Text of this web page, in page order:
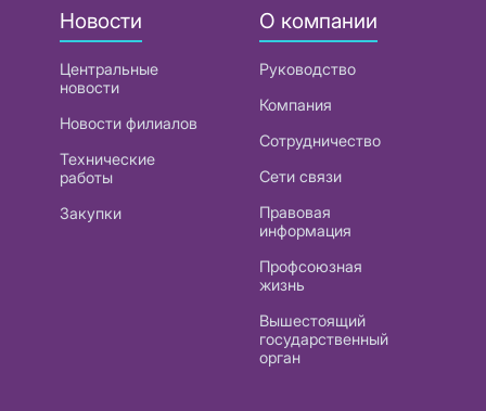
Новости
Центральные
новости
Новости филиалов
Технические
работы
Закупки
О компании
Руководство
Компания
Сотрудничество
Сети связи
Правовая
информация
Профсоюзная
жизнь
Вышестоящий
государственный
орган